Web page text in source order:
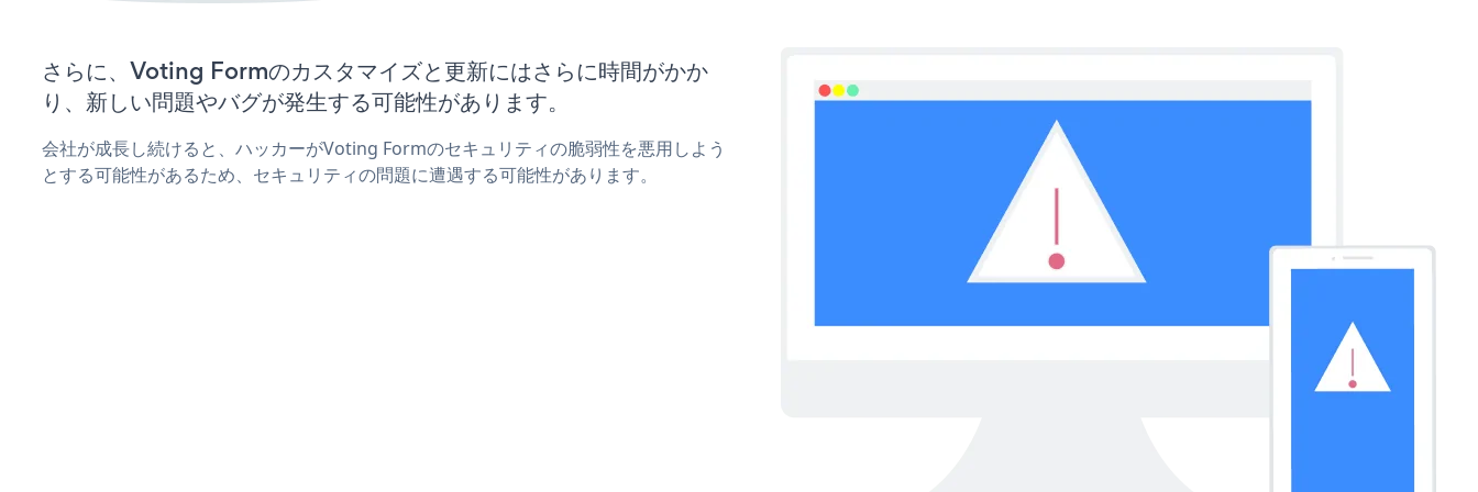
さらに、Voting Formのカスタマイズと更新にはさらに時間がかか
り、新しい問題やバグが発生する可能性があります。
会社が成長し続けると、ハッカーがVoting Formのセキュリティの脆弱性を悪用しよう
とする可能性があるため、セキュリティの問題に遭遇する可能性があります。